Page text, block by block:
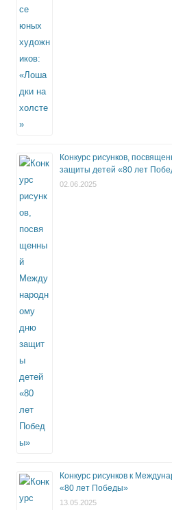
Конкурс рисунков,
защиты детей «80 лет
02.06.2025
Конкурс рисунков к
«80 лет Победы»
13.05.2025